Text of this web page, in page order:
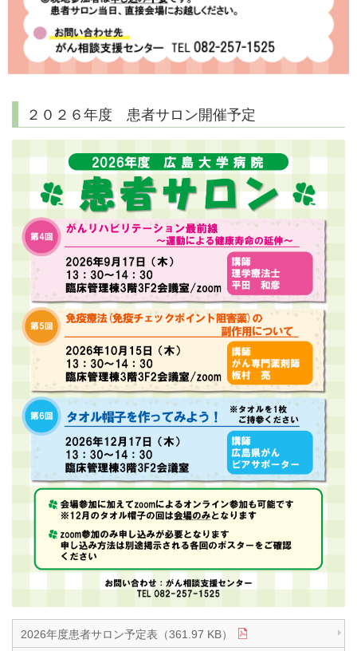
２０２６年度 患者サロン開催予定
2026年度患者サロン予定表（361.97 KB）